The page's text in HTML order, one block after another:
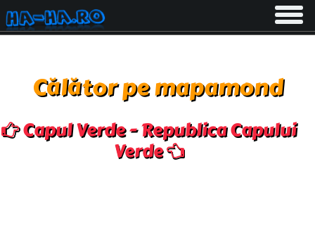
Toggle
Călător pe mapamond
Capul Verde - Republica Capului
Verde